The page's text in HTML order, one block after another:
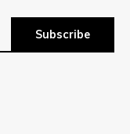
Subscribe